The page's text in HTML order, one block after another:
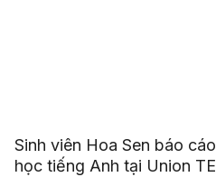
Sinh viên Hoa Sen báo
học tiếng Anh tại Union